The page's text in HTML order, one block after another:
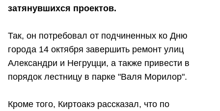
затянувшихся проектов.
Так, он потребовал от подчиненных ко Дню
города 14 октября завершить ремонт улиц
Александри и Негруцци, а также привести в
порядок лестницу в парке "Валя Морилор".
Кроме того, Киртоакэ рассказал, что по